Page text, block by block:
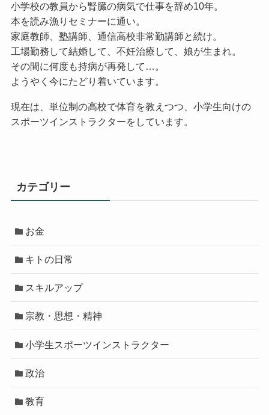
小学校の教員から腎臓の病気で仕事を辞め10年。
本を読み漁りセミナーに通い。
家庭教師、塾講師、通信高校非常勤講師と続け。
工場勤務して結婚して、不妊治療して、娘が生まれ。
その間に何度も持病が再発して…。
ようやく今にたどり着いています。
現在は、単位制の高校で体育を教えつつ、小学生向けの
スポーツインストラクターをしています。
カテゴリー
お金
キトの日常
スキルアップ
宗教・思想・精神
小学生スポーツインストラクター
政治
教育